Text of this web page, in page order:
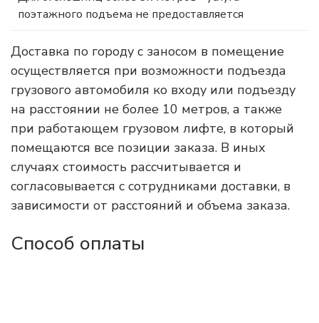
поэтажного подъема не предоставляется
Доставка по городу с заносом в помещение
осуществляется при возможности подъезда
грузового автомобиля ко входу или подъезду
на расстоянии не более 10 метров, а также
при работающем грузовом лифте, в который
помещаются все позиции заказа. В иных
случаях стоимость рассчитывается и
согласовывается с сотрудниками доставки, в
зависимости от расстояний и объема заказа.
Способ оплаты